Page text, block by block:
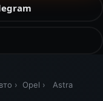
› Opel › Astra